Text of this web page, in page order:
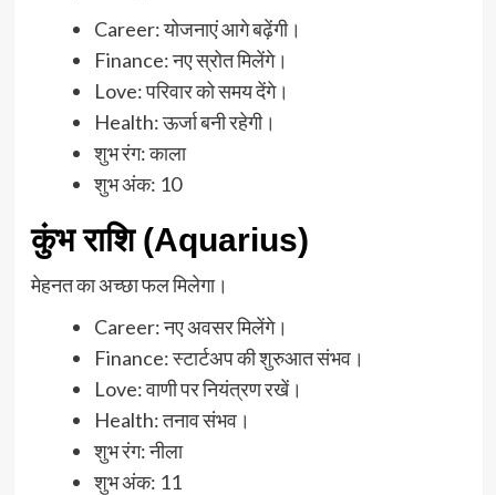
Career: योजनाएं आगे बढ़ेंगी।
Finance: नए स्रोत मिलेंगे।
Love: परिवार को समय देंगे।
Health: ऊर्जा बनी रहेगी।
शुभ रंग: काला
शुभ अंक: 10
कुंभ राशि (Aquarius)
मेहनत का अच्छा फल मिलेगा।
Career: नए अवसर मिलेंगे।
Finance: स्टार्टअप की शुरुआत संभव।
Love: वाणी पर नियंत्रण रखें।
Health: तनाव संभव।
शुभ रंग: नीला
शुभ अंक: 11